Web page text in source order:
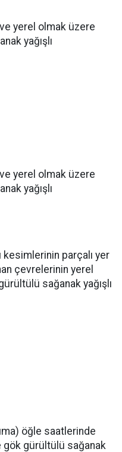
ve yerel olmak üzere
yağışlı
ve yerel olmak üzere
yağışlı
parçalı yer
çevrelerinin yerel
sağanak yağışlı
öğle saatlerinde
gök gürültülü sağanak